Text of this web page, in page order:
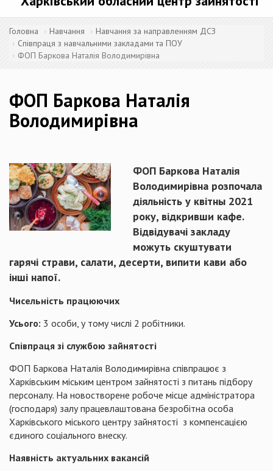
Головна Навчання
Навчання за направленням ДСЗ
Співпраця з навчальними закладами та ПОУ
ФОП Баркова Наталія Володимирівна
ФОП Баркова Наталія
Володимирівна
ФОП Баркова Наталія
Володимирівна розпочала
діяльність у квітны 2021
року, відкривши кафе.
Відвідувачі закладу
можуть скуштувати
гарячі страви, салати, десерти, випити кави або
інші напої.
Чисельність працюючих
Усього: 3 особи, у тому числі 2 робітники.
Співпраця зі службою зайнятості
ФОП Баркова Наталія Володимирівна співпрацює з
Харківським міським центром зайнятості з питань підбору
персоналу. На новостворене робоче місце адміністратора
(господаря) залу працевлаштована безробітна особа
Харківського міського центру зайнятості з компенсацією
єдиного соціального внеску.
Наявність актуальних вакансій